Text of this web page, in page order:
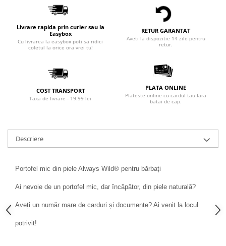
Livrare rapida prin curier sau la
Easybox
Cu livrarea la easybox poti sa ridici
coletul la orice ora vrei tu!
RETUR GARANTAT
Aveti la dispozitie 14 zile pentru
retur.
COST TRANSPORT
Taxa de livrare - 19.99 lei
PLATA ONLINE
Plateste online cu cardul tau fara
batai de cap.
Descriere
Portofel mic din piele Always Wild® pentru bărbați
Ai nevoie de un portofel mic, dar încăpător, din piele naturală?
Aveți un număr mare de carduri și documente? Ai venit la locul
potrivit!